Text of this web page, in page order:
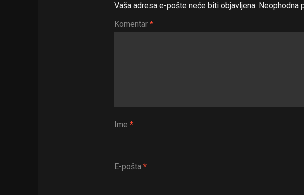
Vaša adresa e-pošte neće biti objavljena. Neophodna
Komentar *
Ime *
E-pošta *